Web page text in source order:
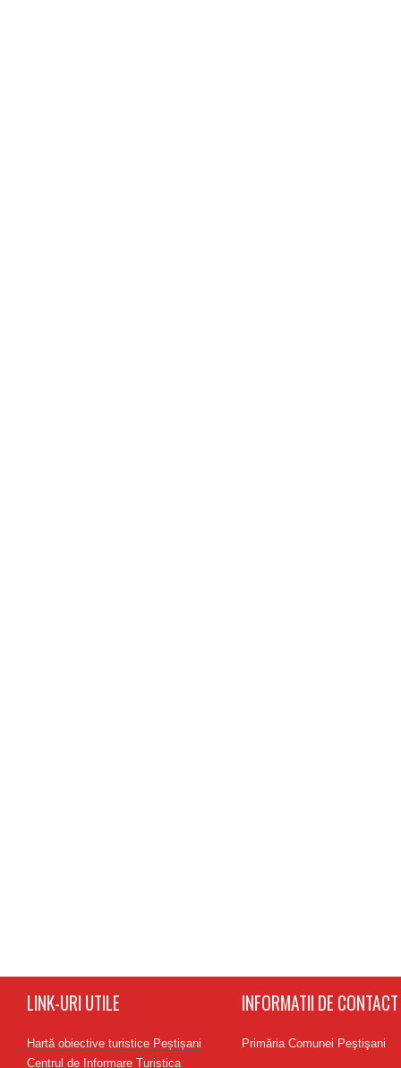
LINK-URI UTILE
Hartă obiective turistice Peștișani
Centrul de Informare Turistica
INFORMATII DE CONTACT
Primăria Comunei Peştişani